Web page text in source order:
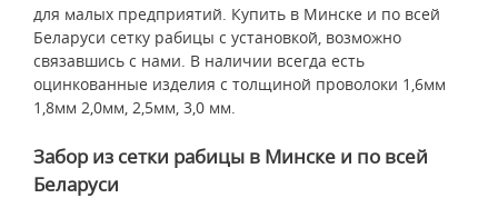
для малых предприятий. Купить в Минске и по всей
Беларуси сетку рабицы с установкой, возможно
связавшись с нами. В наличии всегда есть
оцинкованные изделия с толщиной проволоки 1,6мм
1,8мм 2,0мм, 2,5мм, 3,0 мм.
Забор из сетки рабицы в Минске и по всей
Беларуси